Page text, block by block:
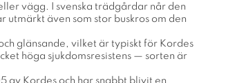
vägg. I svenska trädgårdar når den
utmärkt även som stor buskros om den
glänsande, vilket är typiskt för Kordes
höga sjukdomsresistens — sorten är
av Kordes och har snabbt blivit en